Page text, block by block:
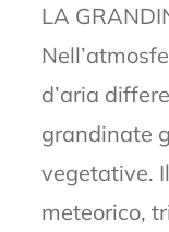
LA
d’aria
grandinate
vegetative.
meteorico,